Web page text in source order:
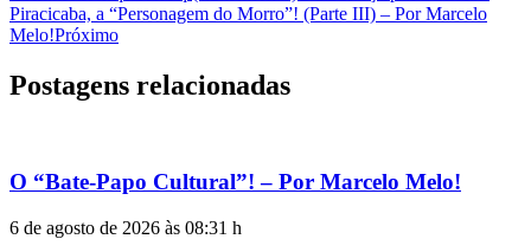
Piracicaba, a “Personagem do Morro”! (Parte III) – Por Marcelo
Melo!Próximo
Postagens relacionadas
O “Bate-Papo Cultural”! – Por Marcelo Melo!
6 de agosto de 2026 às 08:31 h